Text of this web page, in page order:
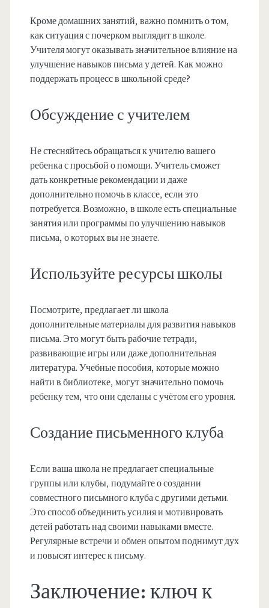
Кроме домашних занятий, важно помнить о том,
как ситуация с почерком выглядит в школе.
Учителя могут оказывать значительное влияние на
улучшение навыков письма у детей. Как можно
поддержать процесс в школьной среде?
Обсуждение с учителем
Не стесняйтесь обращаться к учителю вашего
ребенка с просьбой о помощи. Учитель сможет
дать конкретные рекомендации и даже
дополнительно помочь в классе, если это
потребуется. Возможно, в школе есть специальные
занятия или программы по улучшению навыков
письма, о которых вы не знаете.
Используйте ресурсы школы
Посмотрите, предлагает ли школа
дополнительные материалы для развития навыков
письма. Это могут быть рабочие тетради,
развивающие игры или даже дополнительная
литература. Учебные пособия, которые можно
найти в библиотеке, могут значительно помочь
ребенку тем, что они сделаны с учётом его уровня.
Создание письменного клуба
Если ваша школа не предлагает специальные
группы или клубы, подумайте о создании
совместного письмного клуба с другими детьми.
Это способ объединить усилия и мотивировать
детей работать над своими навыками вместе.
Регулярные встречи и обмен опытом поднимут дух
и повысят интерес к письму.
Заключение: ключ к